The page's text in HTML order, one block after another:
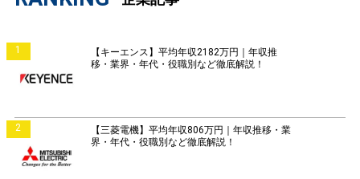
1
【キーエンス】平均年収2182万円｜年収推
移・業界・年代・役職別など徹底解説！
2
【三菱電機】平均年収806万円｜年収推移・業
界・年代・役職別など徹底解説！